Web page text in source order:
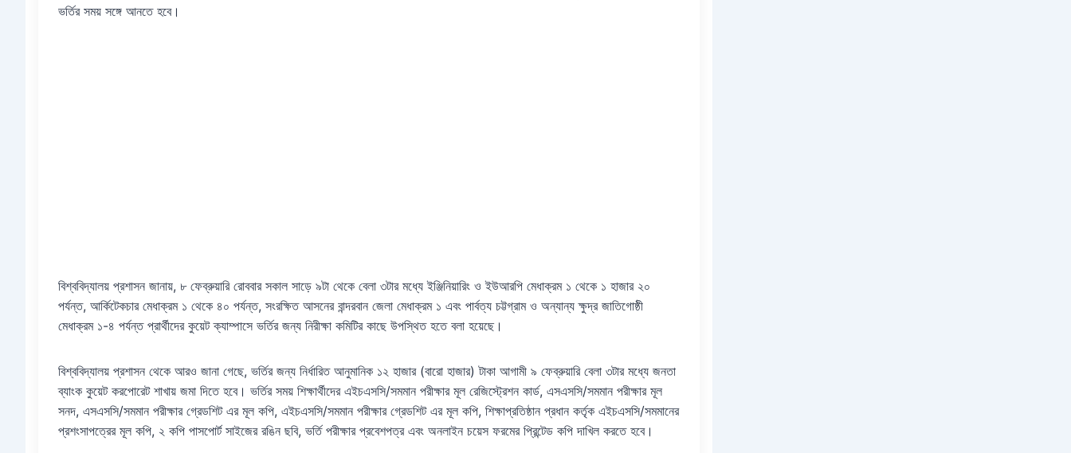
ভর্তির সময় সঙ্গে আনতে হবে।
বিশ্ববিদ্যালয় প্রশাসন জানায়, ৮ ফেব্রুয়ারি রোববার সকাল সাড়ে ৯টা থেকে বেলা ৩টার মধ্যে ইঞ্জিনিয়ারিং ও ইউআরপি মেধাক্রম ১ থেকে ১ হাজার ২০
পর্যন্ত, আর্কিটেকচার মেধাক্রম ১ থেকে ৪০ পর্যন্ত, সংরক্ষিত আসনের বান্দরবান জেলা মেধাক্রম ১ এবং পার্বত্য চট্টগ্রাম ও অন্যান্য ক্ষুদ্র জাতিগোষ্ঠী
মেধাক্রম ১-৪ পর্যন্ত প্রার্থীদের কুয়েট ক্যাম্পাসে ভর্তির জন্য নিরীক্ষা কমিটির কাছে উপস্থিত হতে বলা হয়েছে।
বিশ্ববিদ্যালয় প্রশাসন থেকে আরও জানা গেছে, ভর্তির জন্য নির্ধারিত আনুমানিক ১২ হাজার (বারো হাজার) টাকা আগামী ৯ ফেব্রুয়ারি বেলা ৩টার মধ্যে জনতা
ব্যাংক কুয়েট করপোরেট শাখায় জমা দিতে হবে। ভর্তির সময় শিক্ষার্থীদের এইচএসসি/সমমান পরীক্ষার মূল রেজিস্ট্রেশন কার্ড, এসএসসি/সমমান পরীক্ষার মূল
সনদ, এসএসসি/সমমান পরীক্ষার গ্রেডশিট এর মূল কপি, এইচএসসি/সমমান পরীক্ষার গ্রেডশিট এর মূল কপি, শিক্ষাপ্রতিষ্ঠান প্রধান কর্তৃক এইচএসসি/সমমানের
প্রশংসাপত্রের মূল কপি, ২ কপি পাসপোর্ট সাইজের রঙিন ছবি, ভর্তি পরীক্ষার প্রবেশপত্র এবং অনলাইন চয়েস ফরমের প্রিন্টেড কপি দাখিল করতে হবে।